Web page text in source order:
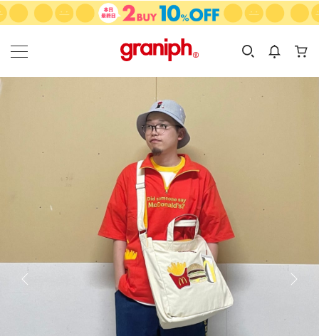
カテゴリーから探す
KIDS
カテゴリ
サイズ